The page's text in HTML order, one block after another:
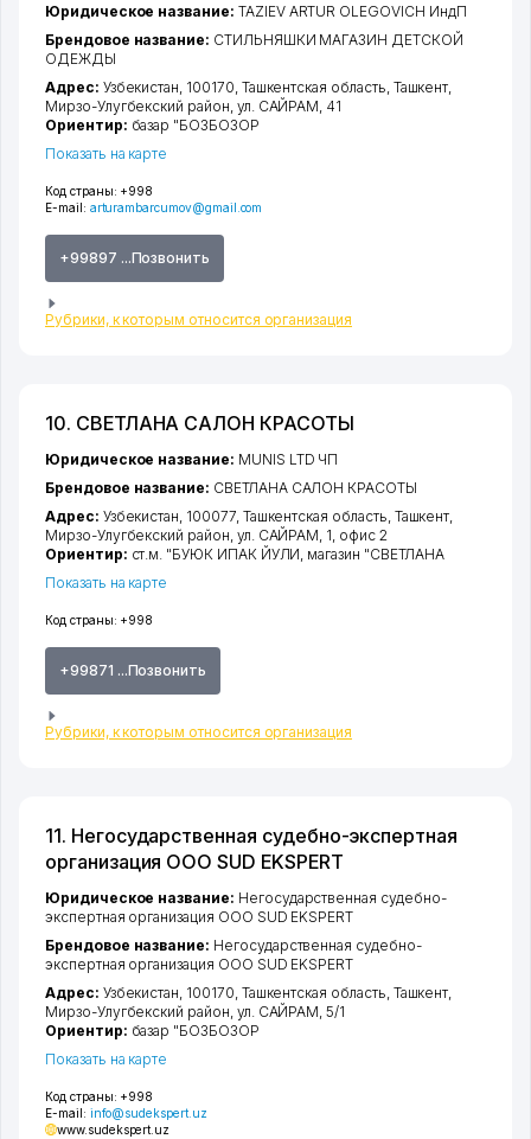
Код страны: +998
E-mail: arturambarcumov@gmail.com
+99897 ...Позвонить
Рубрики, к которым относится организация
Юридическое название: TAZIEV ARTUR OLEGOVICH ИндП
Брендовое название: СТИЛЬНЯШКИ МАГАЗИН ДЕТСКОЙ
ОДЕЖДЫ
Адрес: Узбекистан, 100170, Ташкентская область Ташкент
Мирзо-Улугбекский район ул. САЙРАМ , 41
Ориентир: базар "БОЗБОЗОР
Показать на карте
10. СВЕТЛАНА САЛОН КРАСОТЫ
Код страны: +998
+99871 ...Позвонить
Рубрики, к которым относится организация
Юридическое название: MUNIS LTD ЧП
Брендовое название: СВЕТЛАНА САЛОН КРАСОТЫ
Адрес: Узбекистан, 100077, Ташкентская область Ташкент
Мирзо-Улугбекский район ул. САЙРАМ , 1, офис 2
Ориентир: ст.м. "БУЮК ИПАК ЙУЛИ, магазин "СВЕТЛАНА
Показать на карте
11. Негосударственная судебно-экспертная
организация ООО SUD EKSPERT
Код страны: +998
E-mail: info@sudekspert.uz
www.sudekspert.uz
Юридическое название: Негосударственная судебно-
экспертная организация ООО SUD EKSPERT
Брендовое название: Негосударственная судебно-
экспертная организация ООО SUD EKSPERT
Адрес: Узбекистан, 100170, Ташкентская область, Ташкент,
Мирзо-Улугбекский район, ул. САЙРАМ, 5/1
Ориентир: базар "БОЗБОЗОР
Показать на карте